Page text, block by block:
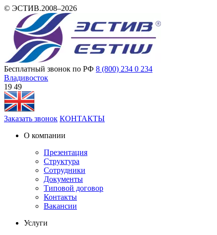
© ЭСТИВ.2008–2026
Бесплатный звонок по РФ 8 (800) 234 0 234
Владивосток
19:49
Заказать звонок КОНТАКТЫ
О компании
Презентация
Структура
Сотрудники
Документы
Типовой договор
Контакты
Вакансии
Услуги